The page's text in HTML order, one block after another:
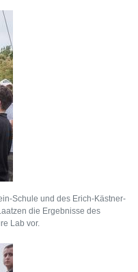
Schule und des Erich-Kästner-
die Ergebnisse des
Lab vor.